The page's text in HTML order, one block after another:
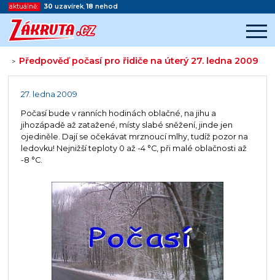
aktuálně: 30 uzavírek,18 nehod
> Předpověď počasí pro řidiče na úterý 27. ledna 2009
Začátek reklamy
27. ledna 2009
Počasí bude v ranních hodinách oblačné, na jihu a
jihozápadě až zatažené, místy slabé sněžení, jinde jen
ojediněle. Dají se očekávat mrznoucí mlhy, tudíž pozor na
ledovku! Nejnižší teploty 0 až -4 °C, při malé oblačnosti až
-8 °C.